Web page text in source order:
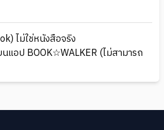
ไม่ใช่หนังสือจริง
แอป BOOK☆WALKER (ไม่สามารถ